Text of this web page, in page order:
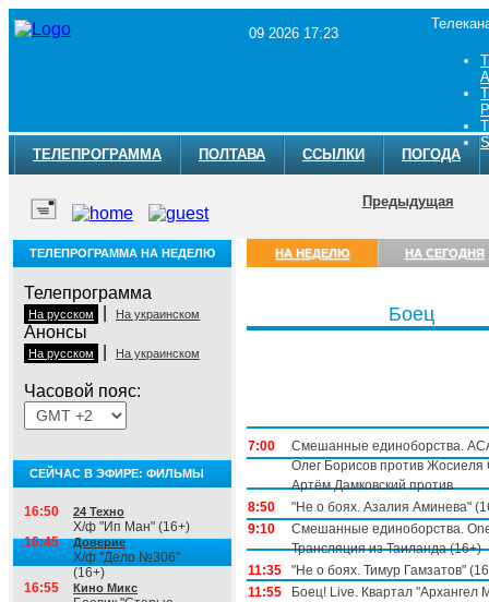
09 2026 17:23
ТЕЛЕПРОГРАММА ПОЛТАВА ССЫЛКИ ПОГОДА
Предыдущая
ТЕЛЕПРОГРАММА НА НЕДЕЛЮ
Телепрограмма
На русском На украинском
Анонсы
На русском На украинском
Часовой пояс:
СЕЙЧАС В ЭФИРЕ: ФИЛЬМЫ
16:50 24 Техно
Х/ф "Ип Ман" (16+)
16:45
Доверие
Х/ф "Дело №306"
(16+)
16:55
Кино Микс
НА НЕДЕЛЮ НА СЕГОДНЯ
Боец
7:00
Смешанные единоборства.
Олег Борисов против Жосиеля
Артём Дамковский против
8:50
"Не о боях. Азалия Аминева"
9:10
Смешанные единоборства.
Трансляция из Таиланда (16+)
11:35
"Не о боях. Тимур Гамзатов"
11:55
Боец! Live. Квартал "Архангел